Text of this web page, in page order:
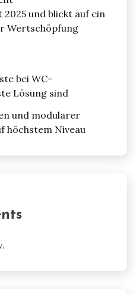
und blickt auf ein
Wertschöpfung
bei WC-
Lösung sind
und modularer
höchstem Niveau